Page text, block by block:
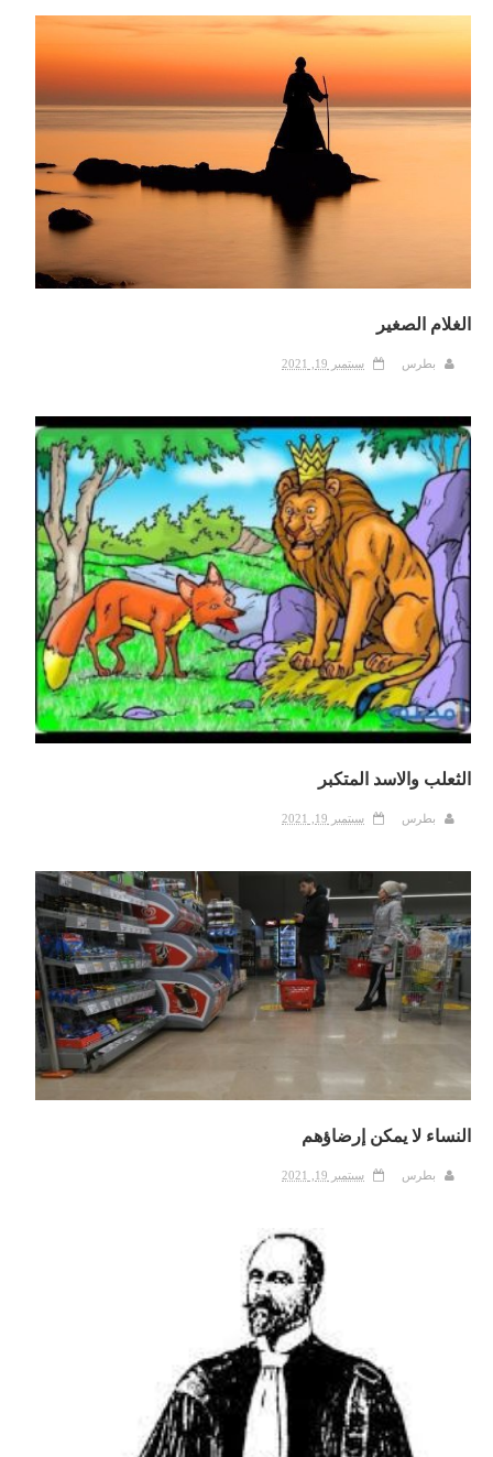
الغلام الصغير
بطرس سبتمبر 19, 2021
الثعلب والاسد المتكبر
بطرس سبتمبر 19, 2021
النساء لا يمكن إرضاؤهم
بطرس سبتمبر 19, 2021